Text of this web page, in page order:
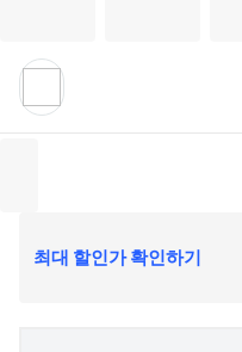
최대 할인가 확인하기